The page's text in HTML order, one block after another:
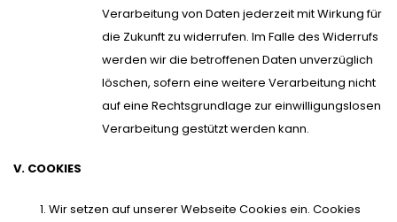
Verarbeitung von Daten jederzeit mit Wirkung für
die Zukunft zu widerrufen. Im Falle des Widerrufs
werden wir die betroffenen Daten unverzüglich
löschen, sofern eine weitere Verarbeitung nicht
auf eine Rechtsgrundlage zur einwilligungslosen
Verarbeitung gestützt werden kann.
V. COOKIES
Wir setzen auf unserer Webseite Cookies ein. Cookies